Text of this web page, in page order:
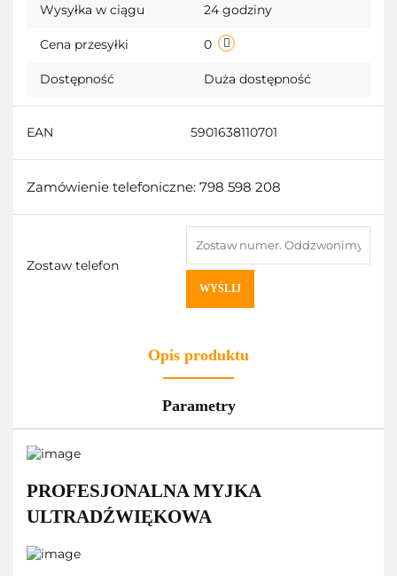
Wysyłka w ciągu 24 godziny
Cena przesyłki 0
Dostępność Duża dostępność
EAN 5901638110701
Zamówienie telefoniczne: 798 598 208
Zostaw telefon
WYŚLIJ
Opis produktu
Parametry
PROFESJONALNA MYJKA
ULTRADŹWIĘKOWA